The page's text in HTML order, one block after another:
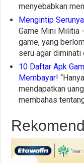
menyebabkan
Mengintip
Game Mini Militia
game, yang
seru agar diminati
10 Daftar Apk
Membayar!
mendapatkan
membahas